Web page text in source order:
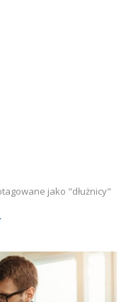
jako "dłużnicy"